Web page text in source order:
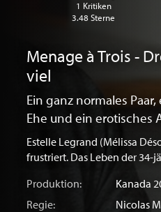
Menage à Trois -
viel
Ein ganz normales
Ehe und ein erotisches
Estelle Legrand (Mélissa
frustriert. Das Leben der 34-
Produktion:
Kanada
Regie:
Nicolas
1 Kritiken
3.48 Sterne